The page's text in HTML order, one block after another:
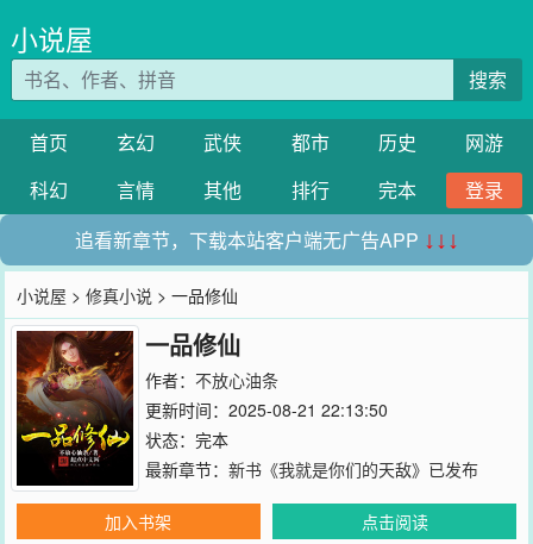
小说屋
搜索
首页 玄幻 武侠 都市 历史
网游
科幻
言情 其他 排行 完本
登录
追看新章节，下载本站客户端无广告APP ↓↓↓
小说屋 >修真小说 > 一品修仙
一品修仙
作者： 不放心油条
更新时间：2025-08-21 22:13:50
状态：完本
最新章节： 新书《我就是你们的天敌》已发布
加入书架
点击阅读